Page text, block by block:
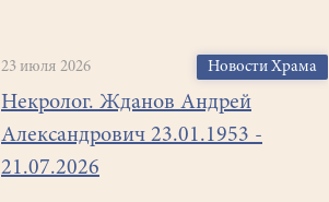
23 июля 2026 Новости Храма
Некролог. Жданов Андрей
Александрович 23.01.1953 -
21.07.2026